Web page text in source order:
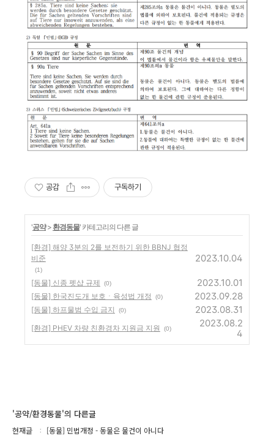
공감 구독하기
'공약> 환경동물' 카테고리의 다른 글
[환경] 해양 3분의 2를 보전하기 위한 BBNJ 협정
비준
(1)
2023.10.04
[동물] 신종 펫샵 규제 (0) 2023.10.01
[동물] 한국진도개 보호ㆍ육성법 개정 (0) 2023.09.28
[동물] 하프물범 수입 금지 (0) 2023.08.31
[환경] PHEV 차량 친환경차 지원금 지원 (0)
2023.08.2
4
'공약/환경동물'의 다른글
현재글 [동물] 민법개정 - 동물은 물건이 아니다